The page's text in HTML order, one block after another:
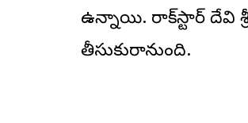
ఉన్నాయి. రాక్‌స్టార్ దేవి
తీసుకురానుంది.